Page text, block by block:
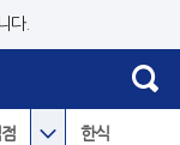
다.
한식